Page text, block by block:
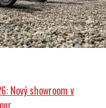
Nový showroom v